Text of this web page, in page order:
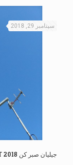
سپتامبر 29, 2018
جیلیان صبر کن 2018 EXPO PT,پکن